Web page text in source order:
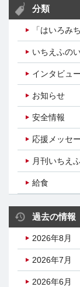
分類
「はいろみ
いちえふの
インタビュー
お知らせ
安全情報
応援メッセ
月刊いちえふ
給食
過去の情報
2026年8月
2026年7月
2026年6月